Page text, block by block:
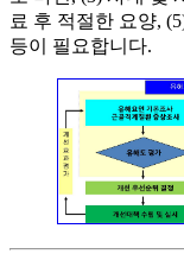
료 후 적절한 요양,
등이 필요합니다.